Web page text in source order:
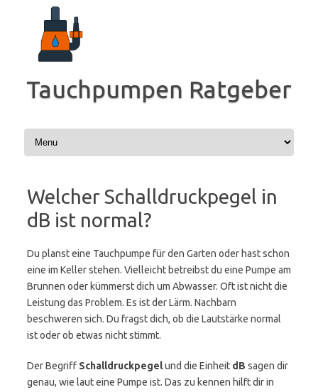
springen
Tauchpumpen Ratgeber
Welcher Schalldruckpegel in
dB ist normal?
Du planst eine Tauchpumpe für den Garten oder hast schon
eine im Keller stehen. Vielleicht betreibst du eine Pumpe am
Brunnen oder kümmerst dich um Abwasser. Oft ist nicht die
Leistung das Problem. Es ist der Lärm. Nachbarn
beschweren sich. Du fragst dich, ob die Lautstärke normal
ist oder ob etwas nicht stimmt.
Der Begriff Schalldruckpegelund die Einheit dB sagen dir
genau, wie laut eine Pumpe ist. Das zu kennen hilft dir in